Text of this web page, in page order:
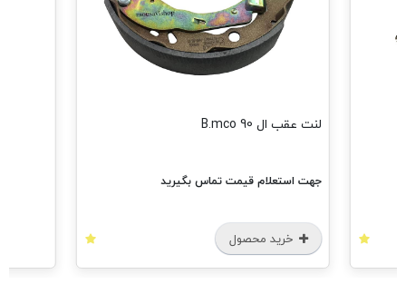
لنت عقب ال 90 B.mco
جهت استعلام قیمت تماس بگیرید
خرید محصول